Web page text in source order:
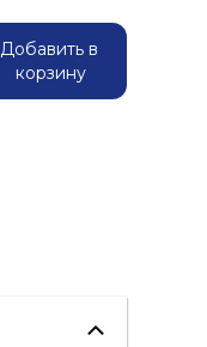
Добавить в
корзину